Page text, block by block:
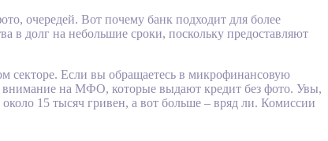
очередей. Вот почему банк подходит для более
в долг на небольшие сроки, поскольку предоставляют
секторе. Если вы обращаетесь в микрофинансовую
внимание на МФО, которые выдают кредит без фото. Увы,
15 тысяч гривен, а вот больше – вряд ли. Комиссии